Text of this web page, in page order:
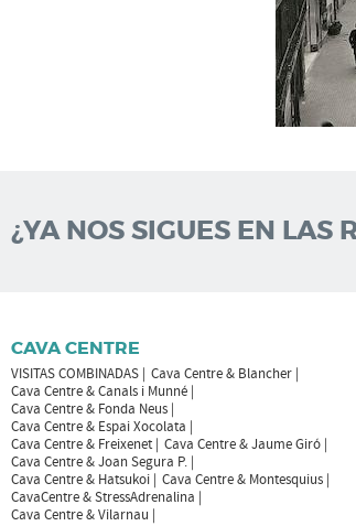
¿YA NOS SIGUES EN LAS
CAVA CENTRE
VISITAS COMBINADAS
Cava Centre & Blancher
Cava Centre & Canals i Munné
Cava Centre & Fonda Neus
Cava Centre & Espai Xocolata
Cava Centre & Freixenet
Cava Centre & Jaume Giró
Cava Centre & Joan Segura P.
Cava Centre & Hatsukoi
Cava Centre & Montesquius
CavaCentre & StressAdrenalina
Cava Centre & Vilarnau